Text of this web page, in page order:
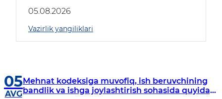
o‘ylashi mumkin.
05.08.2026
Vazirlik yangiliklari
05
AVG
Mehnat kodeksiga muvofiq, ish beruvchining
bandlik va ishga joylashtirish sohasida quyidagi